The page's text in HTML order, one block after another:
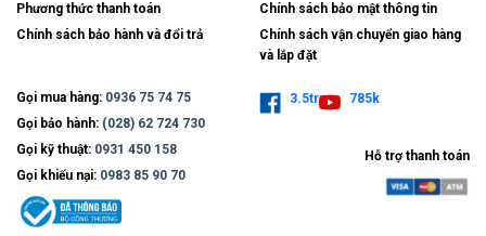
Phương thức thanh toán
Chính sách bảo hành và đổi trả
Chính sách bảo mật thông tin
Chính sách vận chuyển giao hàng
và lắp đặt
Gọi mua hàng: 0936 75 74 75
Gọi bảo hành: (028) 62 724 730
Gọi kỹ thuật: 0931 450 158
Gọi khiếu nại: 0983 85 90 70
3.5tr 785k
Hỗ trợ thanh toán